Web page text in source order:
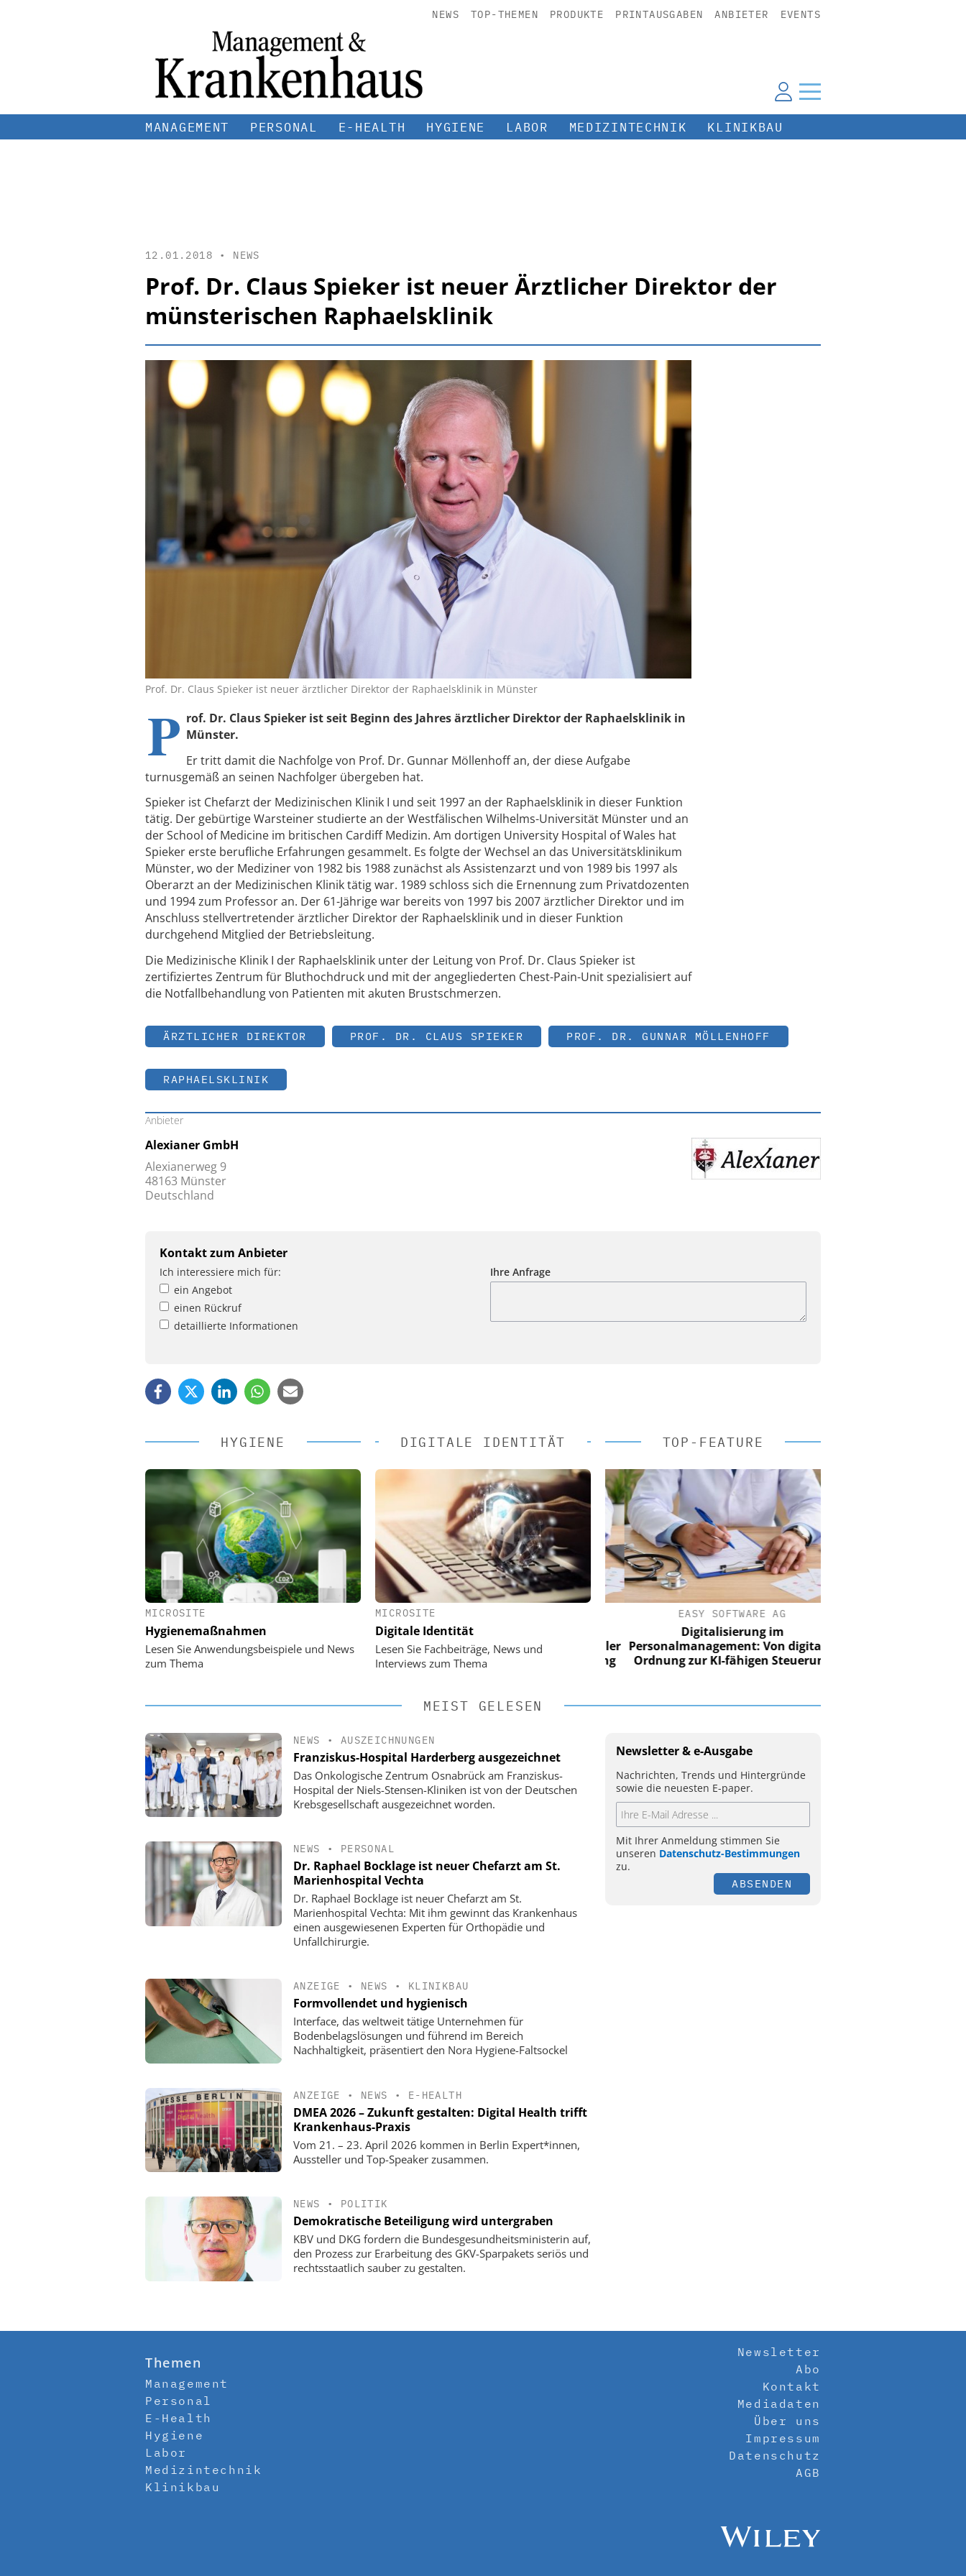
NEWS TOP-THEMEN PRODUKTE PRINTAUSGABEN ANBIETER EVENTS
MANAGEMENT PERSONAL E-HEALTH HYGIENE LABOR MEDIZINTECHNIK KLINIKBAU
12.01.2018 • NEWS
Prof. Dr. Claus Spieker ist neuer Ärztlicher Direktor der
münsterischen Raphaelsklinik
Prof. Dr. Claus Spieker ist neuer ärztlicher Direktor der Raphaelsklinik in Münster
P rof. Dr. Claus Spieker ist seit Beginn des Jahres ärztlicher Direktor der Raphaelsklinik in
Münster.
Er tritt damit die Nachfolge von Prof. Dr. Gunnar Möllenhoff an, der diese Aufgabe
turnusgemäß an seinen Nachfolger übergeben hat.
Spieker ist Chefarzt der Medizinischen Klinik I und seit 1997 an der Raphaelsklinik in dieser Funktion
tätig. Der gebürtige Warsteiner studierte an der Westfälischen Wilhelms-Universität Münster und an
der School of Medicine im britischen Cardiff Medizin. Am dortigen University Hospital of Wales hat
Spieker erste berufliche Erfahrungen gesammelt. Es folgte der Wechsel an das Universitätsklinikum
Münster, wo der Mediziner von 1982 bis 1988 zunächst als Assistenzarzt und von 1989 bis 1997 als
Oberarzt an der Medizinischen Klinik tätig war. 1989 schloss sich die Ernennung zum Privatdozenten
und 1994 zum Professor an. Der 61-Jährige war bereits von 1997 bis 2007 ärztlicher Direktor und im
Anschluss stellvertretender ärztlicher Direktor der Raphaelsklinik und in dieser Funktion
durchgehend Mitglied der Betriebsleitung.
Die Medizinische Klinik I der Raphaelsklinik unter der Leitung von Prof. Dr. Claus Spieker ist
zertifiziertes Zentrum für Bluthochdruck und mit der angegliederten Chest-Pain-Unit spezialisiert auf
die Notfallbehandlung von Patienten mit akuten Brustschmerzen.
ÄRZTLICHER DIREKTOR PROF. DR. CLAUS SPIEKER PROF. DR. GUNNAR MÖLLENHOFF
RAPHAELSKLINIK
Anbieter
Alexianer GmbH
Alexianerweg 9
48163 Münster
Deutschland
Kontakt zum Anbieter
Ich interessiere mich für:
ein Angebot
einen Rückruf
detaillierte Informationen
Ihre Anfrage
HYGIENE
MICROSITE
Hygienemaßnahmen
Lesen Sie Anwendungsbeispiele und News
zum Thema
DIGITALE IDENTITÄT
MICROSITE
Digitale Identität
Lesen Sie Fachbeiträge, News und
Interviews zum Thema
TOP-FEATURE
Digitalisierung im
Personalmanagement: Von digitaler
Ordnung zur KI-fähigen Steuerung
Digitalisierung im
Personalmanagement: Von digitaler
Ordnung zur KI-fähigen Steuerung
EASY SOFTWARE AG
Digitalisierung im
Personalmanagement: Von digitaler
Ordnung zur KI-fähigen Steuerung
MEIST GELESEN
NEWS • AUSZEICHNUNGEN
Franziskus-Hospital Harderberg ausgezeichnet
Das Onkologische Zentrum Osnabrück am Franziskus-
Hospital der Niels-Stensen-Kliniken ist von der Deutschen
Krebsgesellschaft ausgezeichnet worden.
NEWS • PERSONAL
Dr. Raphael Bocklage ist neuer Chefarzt am St.
Marienhospital Vechta
Dr. Raphael Bocklage ist neuer Chefarzt am St.
Marienhospital Vechta: Mit ihm gewinnt das Krankenhaus
einen ausgewiesenen Experten für Orthopädie und
Unfallchirurgie.
ANZEIGE • NEWS • KLINIKBAU
Formvollendet und hygienisch
Interface, das weltweit tätige Unternehmen für
Bodenbelagslösungen und führend im Bereich
Nachhaltigkeit, präsentiert den Nora Hygiene-Faltsockel
ANZEIGE • NEWS • E-HEALTH
DMEA 2026 – Zukunft gestalten: Digital Health trifft
Krankenhaus-Praxis
Vom 21. – 23. April 2026 kommen in Berlin Expert*innen,
Aussteller und Top-Speaker zusammen.
NEWS • POLITIK
Demokratische Beteiligung wird untergraben
KBV und DKG fordern die Bundesgesundheitsministerin auf,
den Prozess zur Erarbeitung des GKV-Sparpakets seriös und
rechtsstaatlich sauber zu gestalten.
Newsletter & e-Ausgabe
Nachrichten, Trends und Hintergründe
sowie die neuesten E-paper.
Mit Ihrer Anmeldung stimmen Sie
unseren Datenschutz-Bestimmungen
zu.
ABSENDEN
Themen
Management
Personal
E-Health
Hygiene
Labor
Medizintechnik
Klinikbau
Newsletter
Abo
Kontakt
Mediadaten
Über uns
Impressum
Datenschutz
AGB